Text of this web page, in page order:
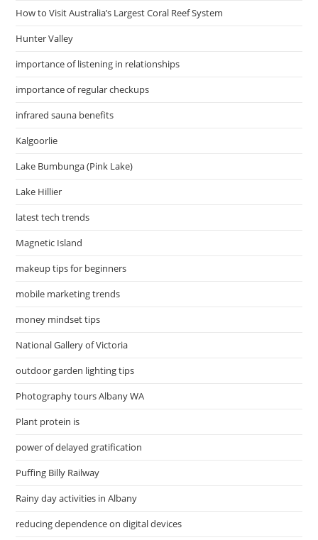
How to Visit Australia’s Largest Coral Reef System
Hunter Valley
importance of listening in relationships
importance of regular checkups
infrared sauna benefits
Kalgoorlie
Lake Bumbunga (Pink Lake)
Lake Hillier
latest tech trends
Magnetic Island
makeup tips for beginners
mobile marketing trends
money mindset tips
National Gallery of Victoria
outdoor garden lighting tips
Photography tours Albany WA
Plant protein is
power of delayed gratification
Puffing Billy Railway
Rainy day activities in Albany
reducing dependence on digital devices